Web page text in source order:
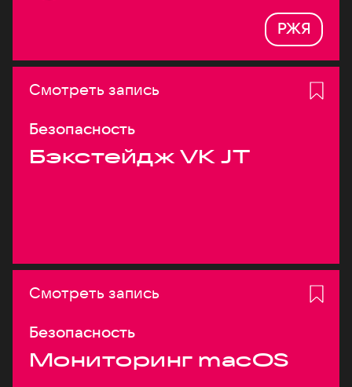
РЖЯ
Смотреть запись
Безопасность
Бэкстейдж VK JT
Смотреть запись
Безопасность
Мониторинг macOS